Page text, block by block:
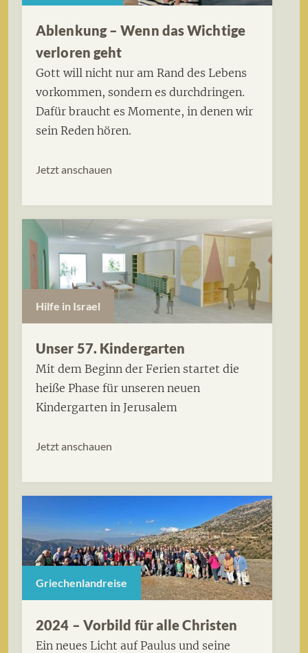
Ablenkung – Wenn das Wichtige
verloren geht
Gott will nicht nur am Rand des Lebens
vorkommen, sondern es durchdringen.
Dafür braucht es Momente, in denen wir
sein Reden hören.
Jetzt anschauen
Hilfe in Israel
Unser 57. Kindergarten
Mit dem Beginn der Ferien startet die
heiße Phase für unseren neuen
Kindergarten in Jerusalem
Jetzt anschauen
Griechenlandreise
2024 – Vorbild für alle Christen
Ein neues Licht auf Paulus und seine